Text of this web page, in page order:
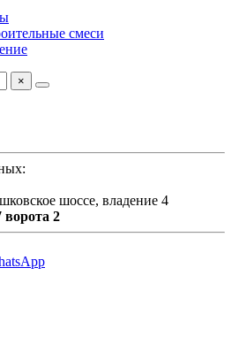
смеси
×
шоссе, владение 4
ворота 2